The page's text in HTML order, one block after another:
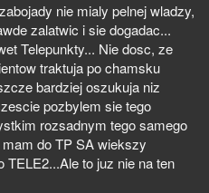
nie mialy pelnej wladzy,
zalatwic i sie dogadac...
Telepunkty... Nie dosc, ze
traktuja po chamsku
bardziej oszukuja niz
pozbylem sie tego
rozsadnym tego samego
do TP SA wiekszy
TELE2...Ale to juz nie na ten